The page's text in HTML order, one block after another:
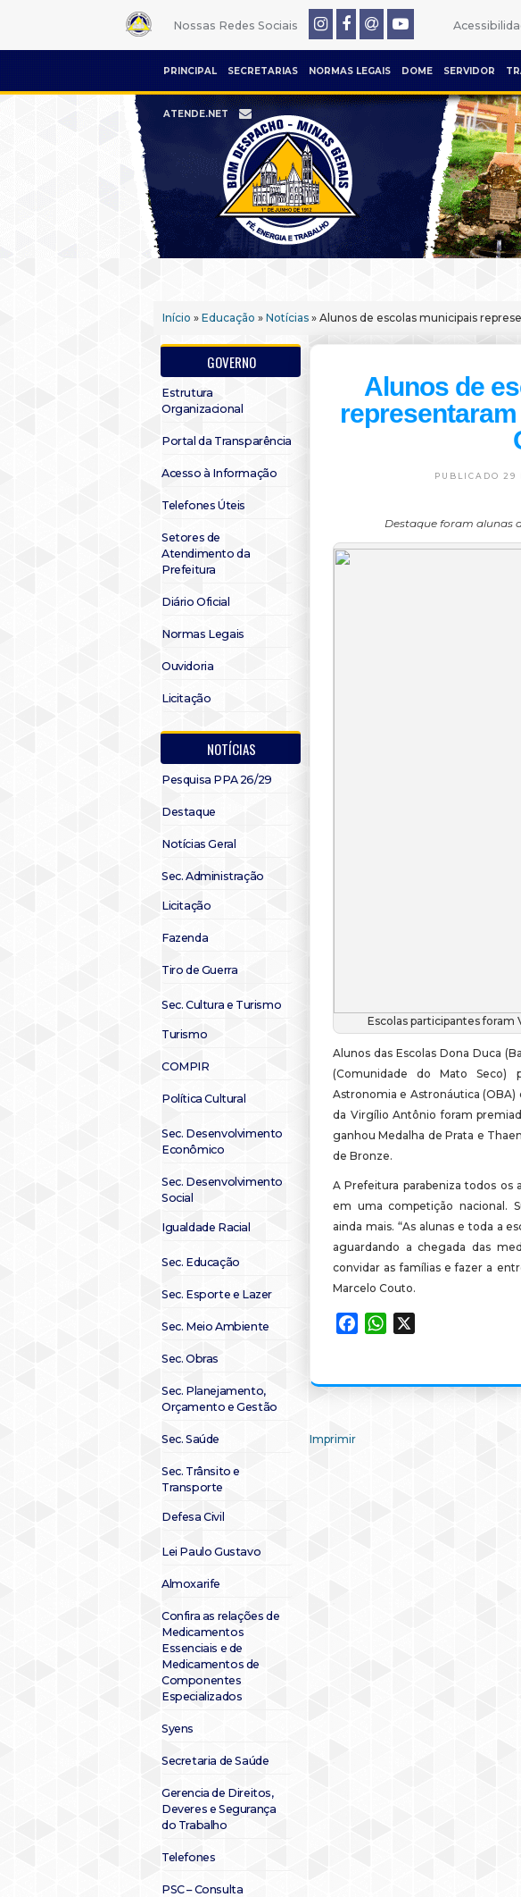
Nossas Redes Sociais
PRINCIPAL SECRETARIAS NORMAS LEGAIS DOME SERVIDOR
ATENDE.NET
Início » Educação » Notícias » Alunos de escolas municipais
GOVERNO
Estrutura
Organizacional
Portal da Transparência
Acesso à Informação
Telefones Úteis
Setores de
Atendimento da
Prefeitura
Diário Oficial
Normas Legais
Ouvidoria
Licitação
NOTÍCIAS
Pesquisa PPA 26/29
Destaque
Notícias Geral
Sec. Administração
Licitação
Fazenda
Tiro de Guerra
Sec. Cultura e Turismo
Turismo
COMPIR
Política Cultural
Sec. Desenvolvimento
Econômico
Sec. Desenvolvimento
Social
Igualdade Racial
Sec. Educação
Sec. Esporte e Lazer
Sec. Meio Ambiente
Sec. Obras
Sec. Planejamento,
Orçamento e Gestão
Sec. Saúde
Sec. Trânsito e
Transporte
Defesa Civil
Lei Paulo Gustavo
Almoxarife
Confira as relações de
Medicamentos
Essenciais e de
Medicamentos de
Componentes
Especializados
Syens
Secretaria de Saúde
Gerencia de Direitos,
Deveres e Segurança
do Trabalho
Telefones
PSC – Consulta
Alunos de
PUBLICADO 29
Destaque foram alunas
Escolas participantes foram
Alunos das Escolas Dona Duca
(Comunidade do Mato Seco)
Astronomia e Astronáutica (OBA)
da Virgílio Antônio foram
ganhou Medalha de Prata e
de Bronze.
A Prefeitura parabeniza todos os
em uma competição nacional.
ainda mais. “As alunas e toda a
aguardando a chegada das
convidar as famílias e fazer a
Marcelo Couto.
FacebookWhatsApp
Imprimir